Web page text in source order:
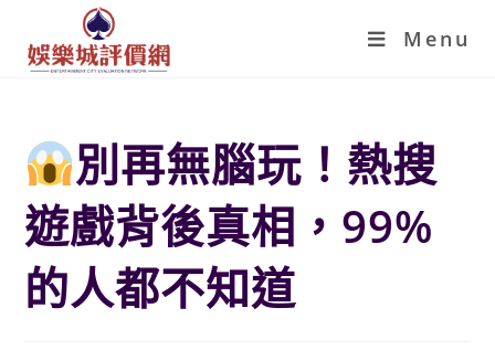
Menu
別再無腦玩！熱搜
遊戲背後真相，99%
的人都不知道